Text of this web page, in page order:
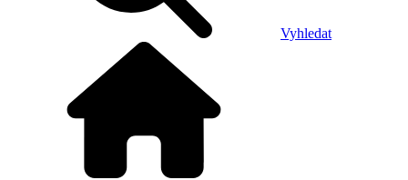
Vyhledat